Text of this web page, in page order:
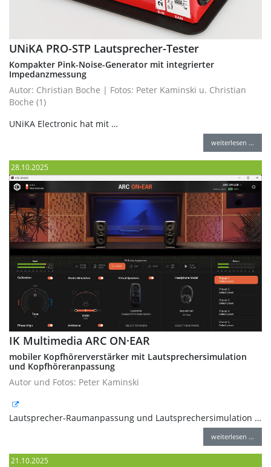
UNiKA PRO-STP Lautsprecher-Tester
Kompakter Pink-Noise-Generator mit integrierter
Impedanzmessung
Autor: Christian Boche | Fotos: Peter Kaminski u. Christian
Boche (1)
UNiKA Electronic hat mit …
weiterlesen …
28.10.2025
IK Multimedia ARC ON·EAR
mobiler Kopfhörerverstärker mit Lautsprechersimulation
und Kopfhöreranpassung
Autor und Fotos: Peter Kaminski
Lautsprecher-Raumanpassung und Lautsprechersimulation …
weiterlesen …
21.10.2025